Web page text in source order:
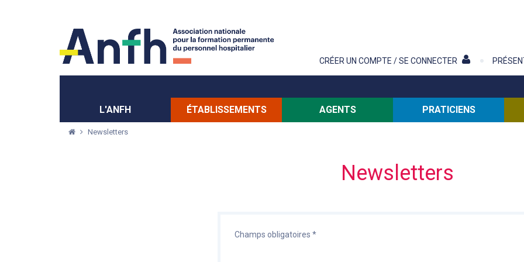
CRÉER UN COMPTE / SE CONNECTER
L'ANFH ÉTABLISSEMENTS AGENTS PRATICIENS
Newsletters
Newsletters
Champs obligatoires *